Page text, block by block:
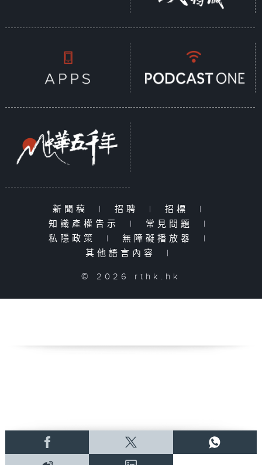
新聞稿 | 招聘 | 招標
|
知識產權告示
| 常見問題
|
私隱政策
| 無障礙播放器
|
其他語言內容
|
© 2026 rthk.hk